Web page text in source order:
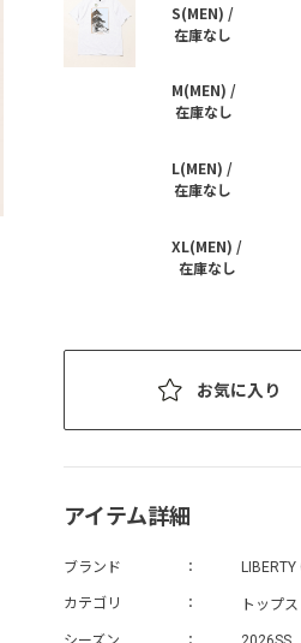
S(MEN) /
在庫なし
M(MEN) /
在庫なし
L(MEN) /
在庫なし
XL(MEN) /
在庫なし
お気に入り
アイテム詳細
ブランド LIBERTY
カテゴリ トップス